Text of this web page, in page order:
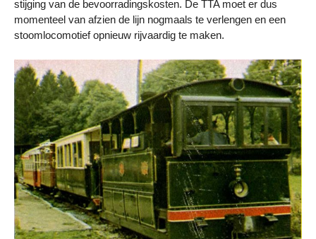
stijging van de bevoorradingskosten. De TTA moet er dus
momenteel van afzien de lijn nogmaals te verlengen en een
stoomlocomotief opnieuw rijvaardig te maken.